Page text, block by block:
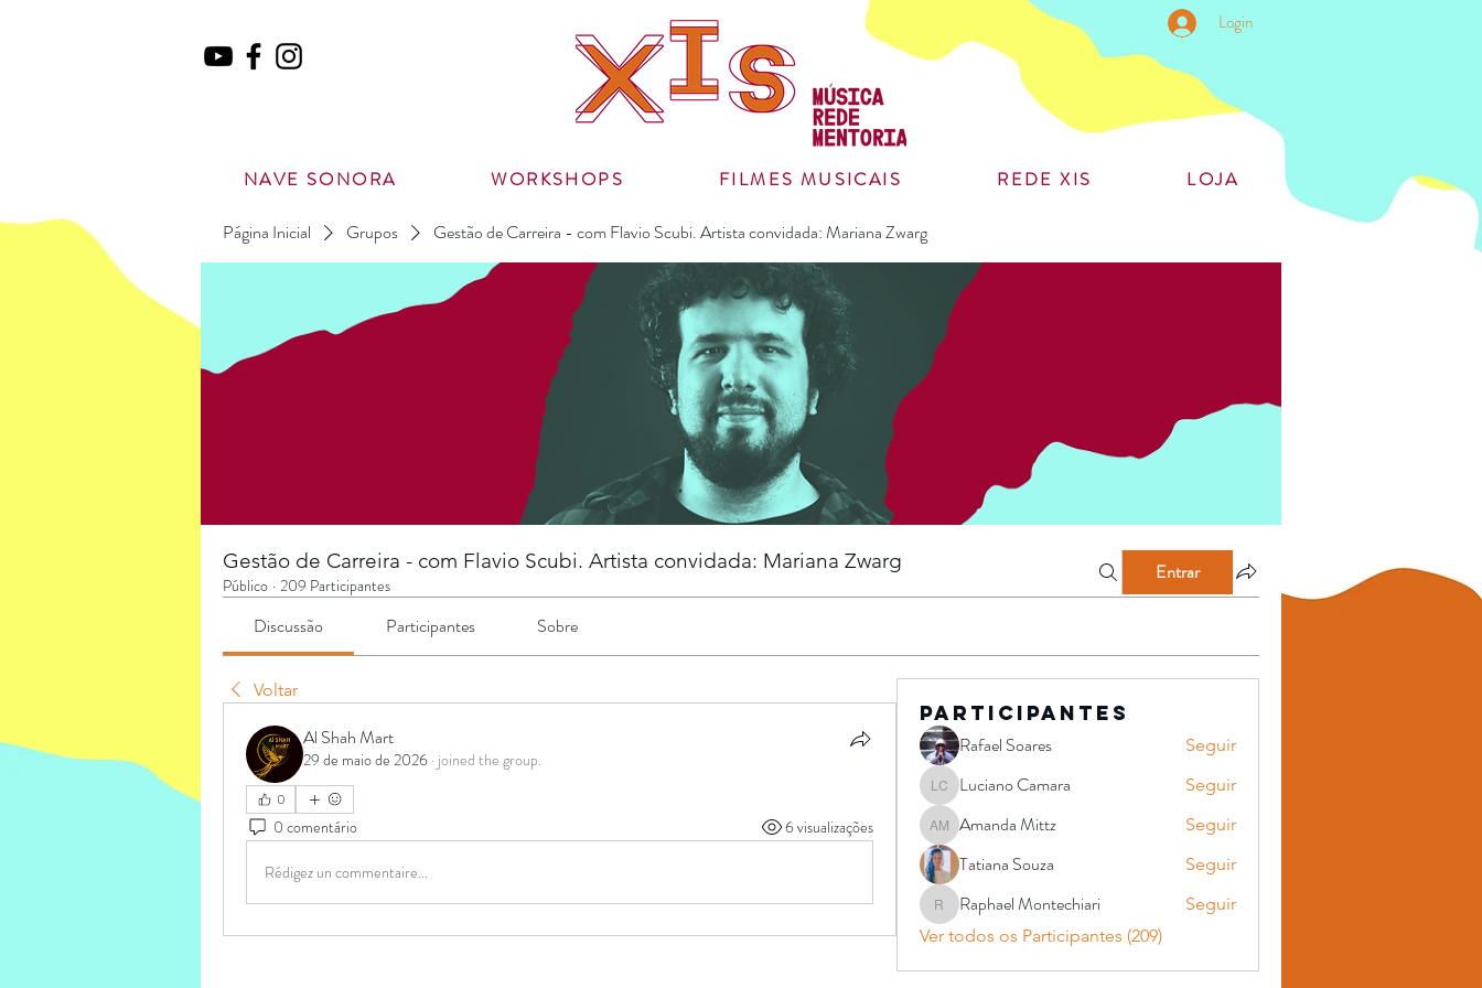
Login
NAVE SONORA WORKSHOPS FILMES MUSICAIS REDE XIS LOJA
Página Inicial Grupos Gestão de Carreira - com Flavio Scubi. Artista convidada: Mariana Zwarg
Gestão de Carreira - com Flavio Scubi. Artista convidada: Mariana Zwarg
Público · 209 Participantes
Entrar
Discussão Participantes Sobre
Voltar
Al Shah Mart
29 de maio de 2026 · joined the group.
0
0 comentário 6 visualizações
Rédigez un commentaire...
Participantes
Rafael Soares
Seguir
Luciano Camara
Luciano Camara Seguir
Amanda Mittz
Amanda Mittz Seguir
Tatiana Souza Seguir
Raphael Montechiari
Raphael Montechiari
Seguir
Ver todos os Participantes (209)